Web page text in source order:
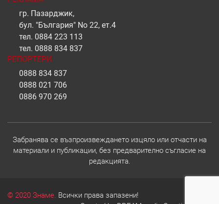
гр. Пазарджик,
бул. "България" No 22, ет.4
тел. 0884 223 113
тел. 0888 834 837
РЕПОРТЕРИ
0888 834 837
0888 021 706
0886 970 269
Забранява се възпроизвеждането изцяло или отчасти на
материали и публикации, без предварително съгласие на
редакцията.
© 2020 Знаме. Всички права запазени!